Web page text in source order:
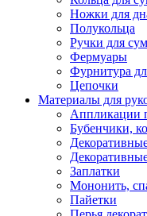
Ножки для
Полукольца
Ручки для
Фермуары
Фурнитура
Цепочки
Материалы для
Аппликации
Бубенчики,
Заплатки
Мононить,
Пайетки